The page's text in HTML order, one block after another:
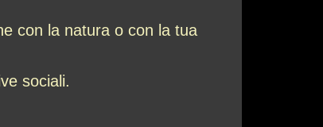
con la natura o con la tua
sociali.